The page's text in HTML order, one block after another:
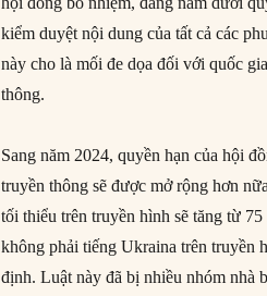
kiểm duyệt nội dung của tất cả các
này cho là mối đe dọa đối với quốc
thông.
Sang năm 2024, quyền hạn của hội
truyền thông sẽ được mở rộng hơn
tối thiểu trên truyền hình sẽ tăng từ
không phải tiếng Ukraina trên truyền
định. Luật này đã bị nhiều nhóm nhà